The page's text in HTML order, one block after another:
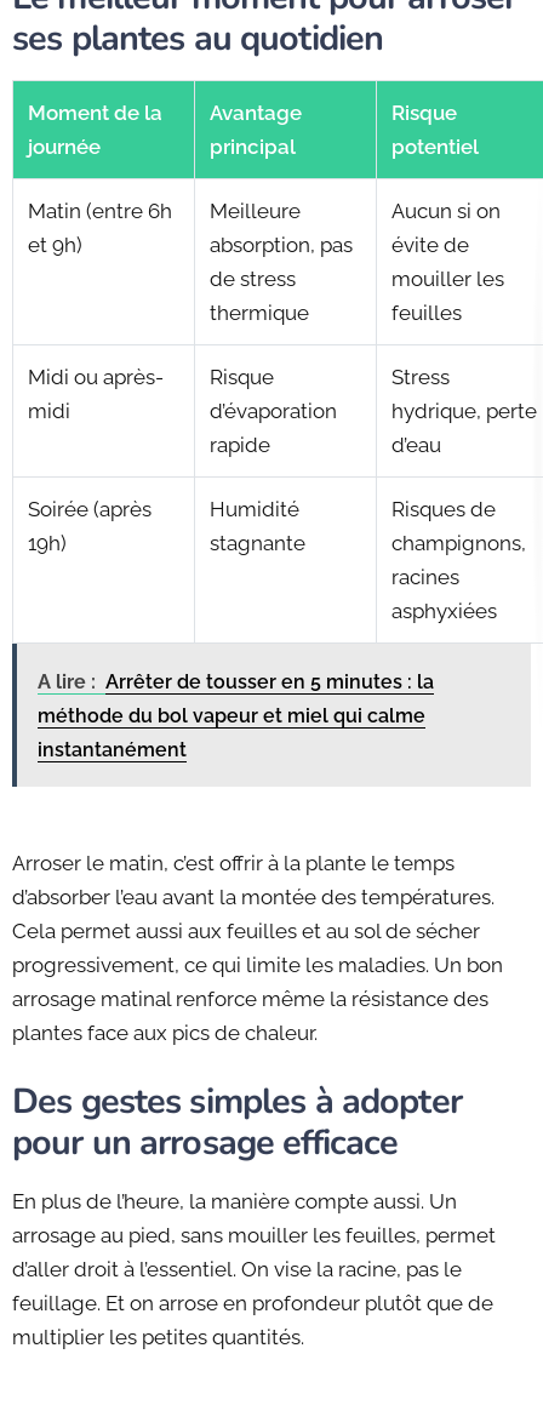
ses plantes au quotidien
Moment de la
journée
Avantage
principal
Risque
potentiel
Matin (entre 6h
et 9h)
Meilleure
absorption, pas
de stress
thermique
Aucun si on
évite de
mouiller les
feuilles
Midi ou après-
midi
Risque
d’évaporation
rapide
Stress
hydrique, perte
d’eau
Soirée (après
19h)
Humidité
stagnante
Risques de
champignons,
racines
asphyxiées
A lire : Arrêter de tousser en 5 minutes : la
méthode du bol vapeur et miel qui calme
instantanément
Arroser le matin, c’est offrir à la plante le temps
d’absorber l’eau avant la montée des températures.
Cela permet aussi aux feuilles et au sol de sécher
progressivement, ce qui limite les maladies. Un bon
arrosage matinal renforce même la résistance des
plantes face aux pics de chaleur.
Des gestes simples à adopter
pour un arrosage efficace
En plus de l’heure, la manière compte aussi. Un
arrosage au pied, sans mouiller les feuilles, permet
d’aller droit à l’essentiel. On vise la racine, pas le
feuillage. Et on arrose en profondeur plutôt que de
multiplier les petites quantités.